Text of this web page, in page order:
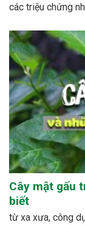
các triệu chứng
Cây mật gấu
biết
từ xa xưa, công